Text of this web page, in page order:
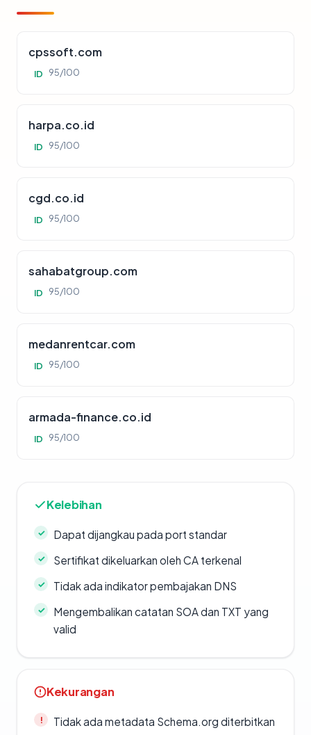
cpssoft.com
ID 95/100
harpa.co.id
ID 95/100
cgd.co.id
ID 95/100
sahabatgroup.com
ID 95/100
medanrentcar.com
ID 95/100
armada-finance.co.id
ID 95/100
Kelebihan
Dapat dijangkau pada port standar
Sertifikat dikeluarkan oleh CA terkenal
Tidak ada indikator pembajakan DNS
Mengembalikan catatan SOA dan TXT yang
valid
Kekurangan
Tidak ada metadata Schema.org diterbitkan